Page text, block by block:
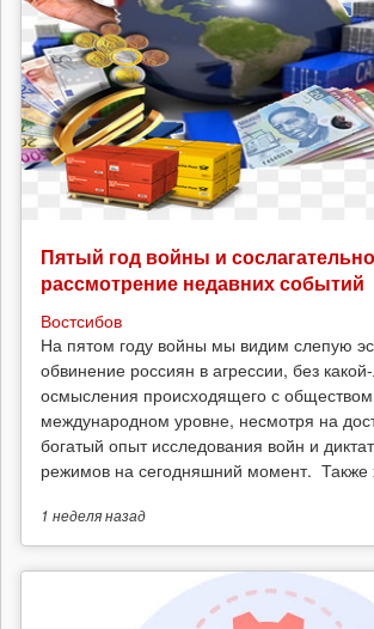
Пятый год войны и
рассмотрение недавних событий
Востсибов
На пятом году войны мы видим слепую
обвинение россиян в агрессии, без
осмысления происходящего с
международном уровне, несмотря на
богатый опыт исследования войн и
режимов на сегодняшний момент. Также
1 неделяназад